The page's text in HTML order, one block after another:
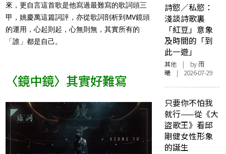
來，更自言這首歌是他寫過最難寫的歌詞頭三
甲，姚慶萬這篇詞評，亦從歌詞剖析到MV鏡頭
的運用，心起則起，心無則無，其實所有的
「誰」都是自己。
〈鏡中鏡〉其實好難寫
詩慾／私慾：
淺談詩歌裏
「紅豆」意象
及時間的「到
此一遊」
其他 | by 雨
曦 | 2026-07-29
只要你不怕我
就行——從《大
盜歌王》看邱
剛健女性形象
的誕生